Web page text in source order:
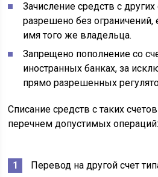
Зачисление средств с других
разрешено без
имя того же владельца.
Запрещено пополнение со
иностранных банках, за
прямо разрешенных
Списание средств с таких
перечнем допустимых операций:
Перевод на другой счет